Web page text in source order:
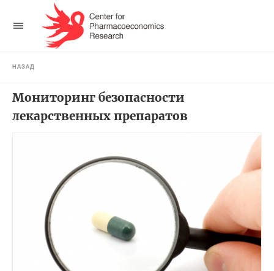
НАЗАД
Мониторинг безопасности
лекарственных препаратов